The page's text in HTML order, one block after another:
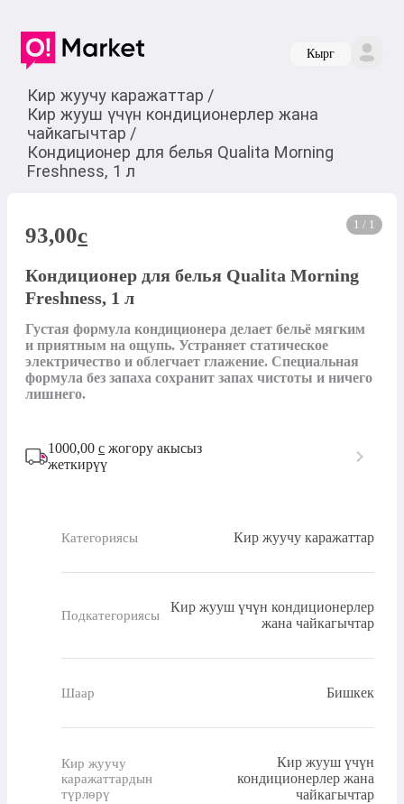
Кырг
Кир жуучу каражаттар /
Кир жууш үчүн кондиционерлер жана
чайкагычтар /
Кондиционер для белья Qualita Morning
Freshness, 1 л
1 / 1
93,00c
Кондиционер для белья Qualita Morning
Freshness, 1 л
Густая формула кондиционера делает бельё мягким
и приятным на ощупь. Устраняет статическое
электричество и облегчает глажение. Специальная
формула без запаха сохранит запах чистоты и ничего
лишнего.
1000,00 с жогору акысыз
жеткирүү
Категориясы Кир жуучу каражаттар
Подкатегориясы
Кир жууш үчүн кондиционерлер
жана чайкагычтар
Шаар Бишкек
Кир жуучу
каражаттардын
түрлөрү
Кир жууш үчүн
кондиционерлер жана
чайкагычтар